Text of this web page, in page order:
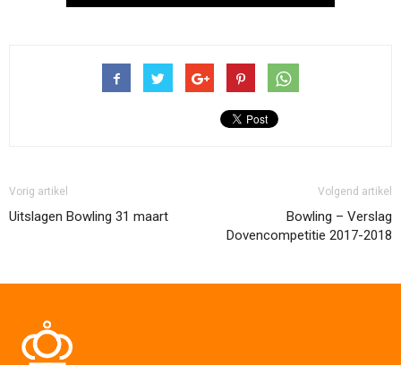
Vorig artikel
Uitslagen Bowling 31 maart
Volgend artikel
Bowling – Verslag
Dovencompetitie 2017-2018